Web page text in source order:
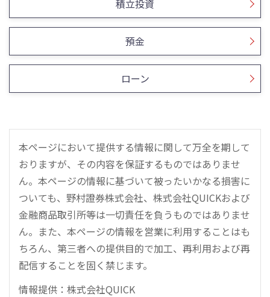
積立投資
預金
ローン
本ページにおいて提供する情報に関して万全を期して
おりますが、その内容を保証するものではありませ
ん。本ページの情報に基づいて被ったいかなる損害に
ついても、野村證券株式会社、株式会社QUICKおよび
金融商品取引所等は一切責任を負うものではありませ
ん。また、本ページの情報を営業に利用することはも
ちろん、第三者への提供目的で加工、再利用および再
配信することを固く禁じます。
情報提供：株式会社QUICK